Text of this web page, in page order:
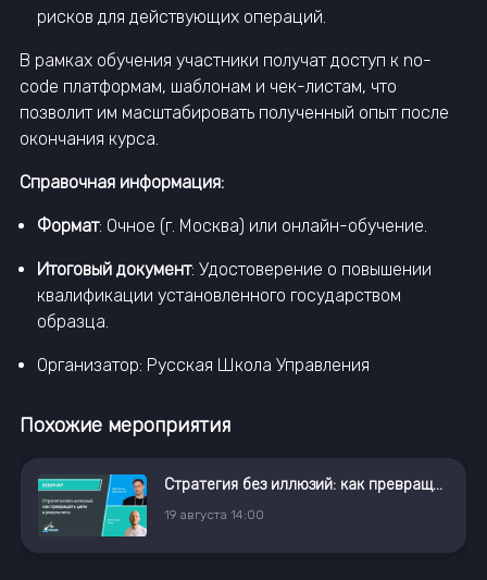
рисков для действующих операций.
В рамках обучения участники получат доступ к no-
code платформам, шаблонам и чек-листам, что
позволит им масштабировать полученный опыт после
окончания курса.
Справочная информация:
Формат: Очное (г. Москва) или онлайн-обучение.
Итоговый документ: Удостоверение о повышении
квалификации установленного государством
образца.
Организатор: Русская Школа Управления
Похожие мероприятия
Стратегия без иллюзий: как превращать цели в результаты
19 августа 14:00